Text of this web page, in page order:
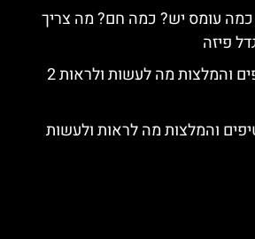
כמה עומס יש? כמה חם? מה צריך
פיזה
יומיים בפיזה – טיפים והמלצות מה לעשות ולראות 2
והמלצות מה לראות ולעשות